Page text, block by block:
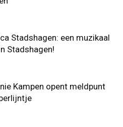
Stadshagen: een muzikaal
Stadshagen!
Kampen opent meldpunt